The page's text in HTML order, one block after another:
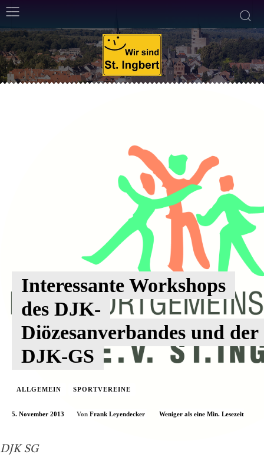
DJK SG
Interessante Workshops
des DJK-
Diözesanverbandes und der
DJK-GS
ALLGEMEIN SPORTVEREINE
5. November 2013 Von Frank Leyendecker Weniger als eine Min. Lesezeit